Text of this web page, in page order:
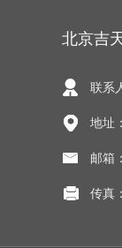
北京吉
联系
地址
邮箱
传真：